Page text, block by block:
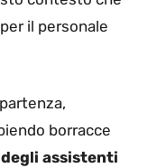
il personale
borracce
assistenti